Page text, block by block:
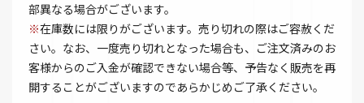
部異なる場合がございます。
※在庫数には限りがございます。売り切れの際はご容赦くだ
さい。なお、一度売り切れとなった場合も、ご注文済みのお
客様からのご入金が確認できない場合等、予告なく販売を再
開することがございますのであらかじめご了承ください。